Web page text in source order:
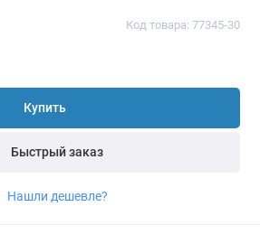
Код товара: 77345-30
Купить
Быстрый заказ
Нашли дешевле?